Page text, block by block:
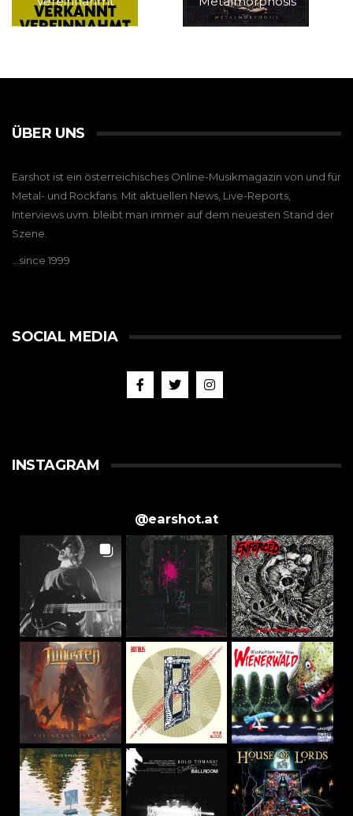
ÜBER UNS
Earshot ist ein österreichisches Online-Musikmagazin von und für
Metal- und Rockfans. Mit aktuellen News, Live-Reports,
Interviews uvm. bleibt man immer auf dem neuesten Stand der
Szene.
…since 1999
SOCIAL MEDIA
INSTAGRAM
@earshot.at